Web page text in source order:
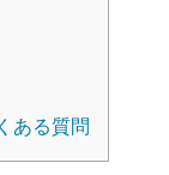
ある質問